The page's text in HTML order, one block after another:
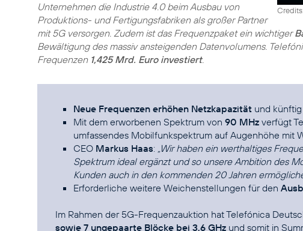
Unternehmen die Industrie 4.0 beim Ausbau von
Produktions- und Fertigungsfabriken als großer Partner
mit 5G versorgen. Zudem ist das Frequenzpaket ein wichtiger
Bewältigung des massiv ansteigenden Datenvolumens.
Frequenzen 1,425 Mrd. Euro investiert.
Neue Frequenzen erhöhen Netzkapazität und
Mit dem erworbenen Spektrum von 90 MHz verfügt
umfassendes Mobilfunkspektrum auf Augenhöhe mit
CEO Markus Haas: „Wir haben ein werthaltiges
Spektrum ideal ergänzt und so unsere Ambition des
Kunden auch in den kommenden 20 Jahren
Erforderliche weitere Weichenstellungen für den
Im Rahmen der 5G-Frequenzauktion hat Telefónica
sowie 7 ungepaarte Blöcke bei 3,6 GHz und somit in